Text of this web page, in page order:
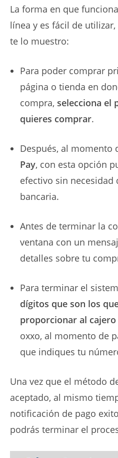
La forma en que
línea y es fácil de
te lo muestro:
Para poder comprar
página o tienda en
compra, selecciona el
quieres comprar.
Después, al momento
Pay, con esta opción
efectivo sin necesidad
bancaria.
Antes de terminar la
ventana con un
detalles sobre tu
Para terminar el
dígitos que son los
proporcionar al cajero
oxxo, al momento de
que indiques tu
Una vez que el método
aceptado, al mismo
notificación de pago
podrás terminar el